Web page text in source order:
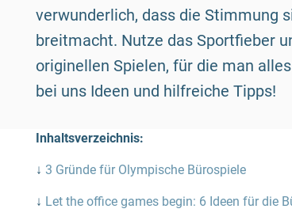
verwunderlich, dass die Stimmung
breitmacht. Nutze das Sportfieber
originellen Spielen, für die man
bei uns Ideen und hilfreiche Tipps!
Inhaltsverzeichnis:
↓ 3 Gründe für Olympische Bürospiele
↓ Let the office games begin: 6 Ideen für die